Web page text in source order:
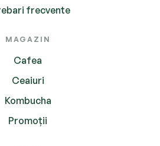
frecvente
MAGAZIN
Cafea
Ceaiuri
Kombucha
Promoții